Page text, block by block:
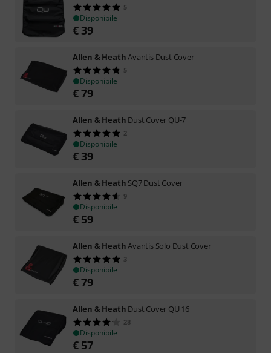
5
Disponibile
€ 39
Allen & HeathAvantis Dust Cover
5
Disponibile
€79
Allen & Heath Dust Cover QU-7
2
Disponibile
€ 39
Allen & Heath SQ7 Dust Cover
9
Disponibile
€ 59
Allen & HeathAvantis Solo Dust Cover
3
Disponibile
€79
Allen & Heath Dust Cover QU 16
28
Disponibile
€ 57